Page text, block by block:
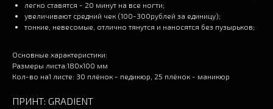
легко ставятся - 20 минут на все ногти;
увеличивают средний чек (100-300рублей за единицу);
тонкие, невесомые, отлично тянутся и наносятся без пузырьков;
Основные характеристики:
Размеры листа:180х100 мм
Кол-во на1 листе: 30 плёнок - педикюр, 25 плёнок - маникюр
ПРИНТ: GRADIENT